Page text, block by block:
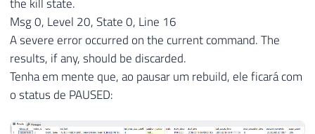
Msg 0, Level 20, State 0, Line 16
A severe error occurred on the current command. The
results, if any, should be discarded.
Tenha em mente que, ao pausar um rebuild, ele ficará com
o status de PAUSED: